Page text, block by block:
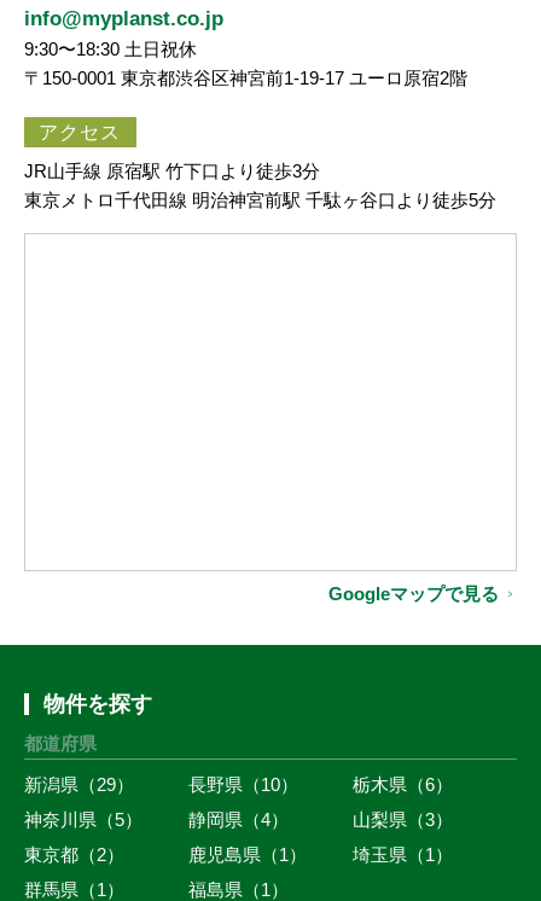
info@myplanst.co.jp
9:30〜18:30 土日祝休
〒150-0001 東京都渋谷区神宮前1-19-17 ユーロ原宿2階
アクセス
JR山手線 原宿駅 竹下口より徒歩3分
東京メトロ千代田線 明治神宮前駅 千駄ヶ谷口より徒歩5分
Googleマップで見る
物件を探す
都道府県
新潟県（29）
長野県（10）
栃木県（6）
神奈川県（5）
静岡県（4）
山梨県（3）
東京都（2）
鹿児島県（1）
埼玉県（1）
群馬県（1）
福島県（1）